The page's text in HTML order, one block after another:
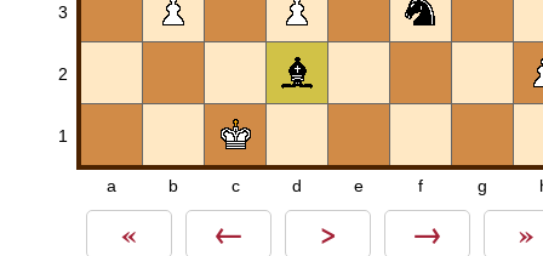
3
2
1
a b c d e f g
« ← > → »